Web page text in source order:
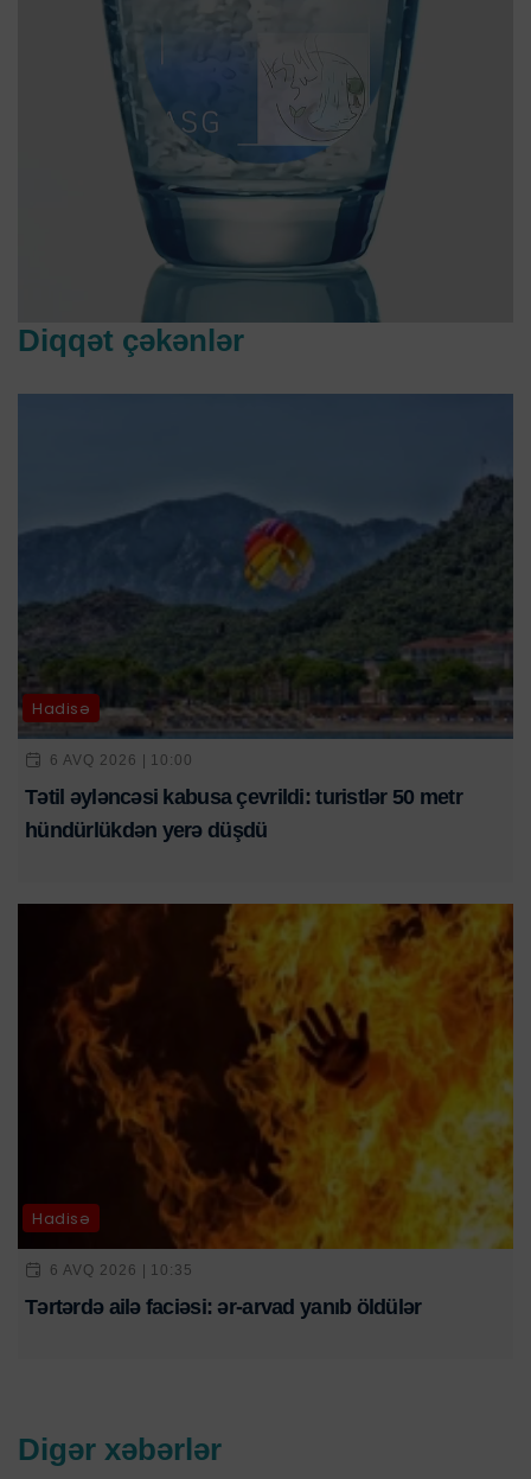
Diqqət çəkənlər
Hadisə
6 AVQ 2026 | 10:00
Tətil əyləncəsi kabusa çevrildi: turistlər 50 metr
hündürlükdən yerə düşdü
Hadisə
6 AVQ 2026 | 10:35
Tərtərdə ailə faciəsi: ər-arvad yanıb öldülər
Digər xəbərlər